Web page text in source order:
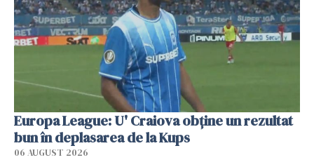
Europa League: U' Craiova obține un rezultat
bun în deplasarea de la Kups
06 AUGUST 2026